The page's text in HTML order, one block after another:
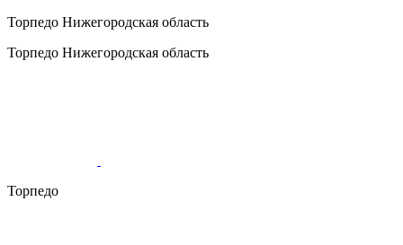
Торпедо Нижегородская область
Торпедо Нижегородская область
Торпедо